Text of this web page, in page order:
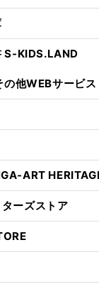
S-KIDS.LAND
の他WEBサービス
ART
ーズストア